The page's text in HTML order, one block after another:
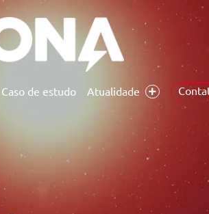
Caso de estudo Atualidade